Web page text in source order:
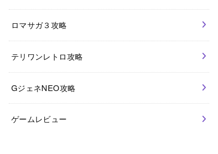
ロマサガ３攻略
テリワンレトロ攻略
GジェネNEO攻略
ゲームレビュー